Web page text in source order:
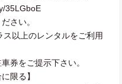
さい。
以上のレンタルをご利用
券をご提示下さい。
限る】